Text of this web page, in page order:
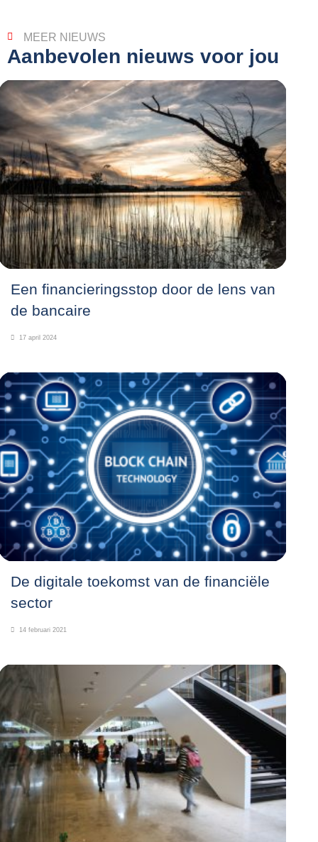
MEER NIEUWS
Aanbevolen nieuws voor jou
Een financieringsstop door de lens van
de bancaire
17 april 2024
De digitale toekomst van de financiële
sector
14 februari 2021